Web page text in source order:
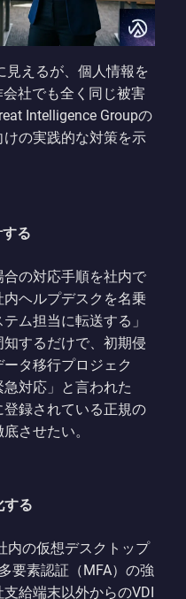
見えるが、個人情報を
社でも全く同じ被害
Intelligence Groupの
の実践的な対策を示
る
の対応手順を社内で
ヘルプデスクを名乗
ム担当に転送する」
するだけで、初期侵
タ移行プロジェク
対応」と言われた
録されている正規の
させたい。
する
内の仮想デスクトップ
要素認証（MFA）の強
給端末以外からのVDI